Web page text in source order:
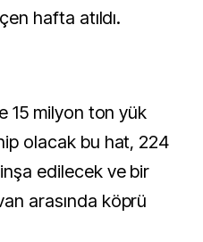
hafta atıldı.
15 milyon ton yük
olacak bu hat, 224
edilecek ve bir
arasında köprü